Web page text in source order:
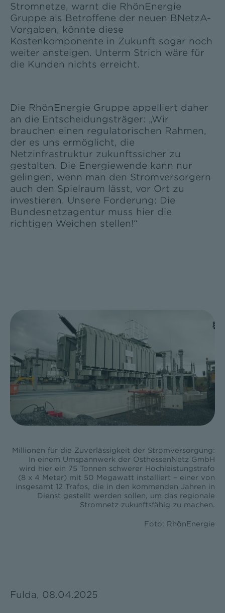
Stromnetze, warnt die RhönEnergie
Gruppe als Betroffene der neuen BNetzA-
Vorgaben, könnte diese
Kostenkomponente in Zukunft sogar noch
weiter ansteigen. Unterm Strich wäre für
die Kunden nichts erreicht.
Die RhönEnergie Gruppe appelliert daher
an die Entscheidungsträger: „Wir
brauchen einen regulatorischen Rahmen,
der es uns ermöglicht, die
Netzinfrastruktur zukunftssicher zu
gestalten. Die Energiewende kann nur
gelingen, wenn man den Stromversorgern
auch den Spielraum lässt, vor Ort zu
investieren. Unsere Forderung: Die
Bundesnetzagentur muss hier die
richtigen Weichen stellen!“
Millionen für die Zuverlässigkeit der Stromversorgung:
In einem Umspannwerk der OsthessenNetz GmbH
wird hier ein 75 Tonnen schwerer Hochleistungstrafo
(8 x 4 Meter) mit 50 Megawatt installiert – einer von
insgesamt 12 Trafos, die in den kommenden Jahren in
Dienst gestellt werden sollen, um das regionale
Stromnetz zukunftsfähig zu machen.
Foto: RhönEnergie
Fulda, 08.04.2025